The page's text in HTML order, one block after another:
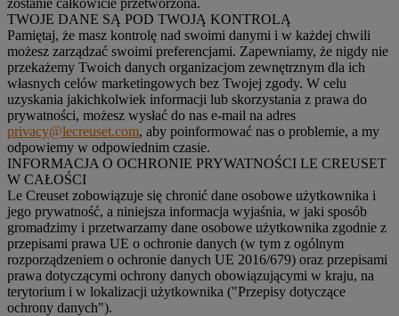
TWOJE DANE SĄ POD TWOJĄ KONTROLĄ
Pamiętaj, że masz kontrolę nad swoimi danymi i w każdej chwili
możesz zarządzać swoimi preferencjami. Zapewniamy, że nigdy nie
przekażemy Twoich danych organizacjom zewnętrznym dla ich
własnych celów marketingowych bez Twojej zgody. W celu
uzyskania jakichkolwiek informacji lub skorzystania z prawa do
prywatności, możesz wysłać do nas e-mail na adres
privacy@lecreuset.com, aby poinformować nas o problemie, a my
odpowiemy w odpowiednim czasie.
INFORMACJA O OCHRONIE PRYWATNOŚCI LE CREUSET
W CAŁOŚCI
Le Creuset zobowiązuje się chronić dane osobowe użytkownika i
jego prywatność, a niniejsza informacja wyjaśnia, w jaki sposób
gromadzimy i przetwarzamy dane osobowe użytkownika zgodnie z
przepisami prawa UE o ochronie danych (w tym z ogólnym
rozporządzeniem o ochronie danych UE 2016/679) oraz przepisami
prawa dotyczącymi ochrony danych obowiązującymi w kraju, na
terytorium i w lokalizacji użytkownika ("Przepisy dotyczące
ochrony danych").